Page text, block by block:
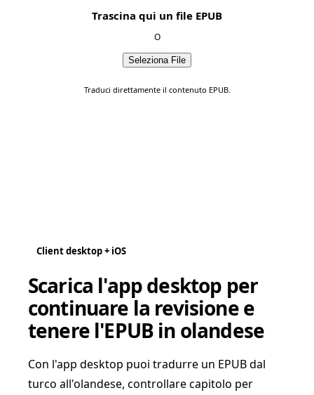
Trascina qui un file EPUB
O
Seleziona File
Traduci direttamente il contenuto EPUB.
Client desktop + iOS
Scarica l'app desktop per
continuare la revisione e
tenere l'EPUB in olandese
Con l'app desktop puoi tradurre un EPUB dal
turco all'olandese, controllare capitolo per